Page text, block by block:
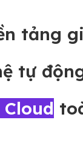
tảng
tự